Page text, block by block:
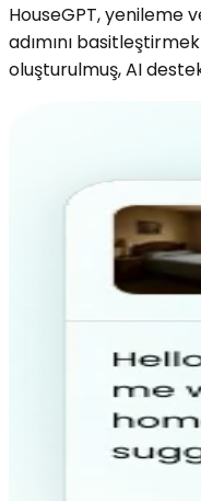
HouseGPT, yenileme
adımını
oluşturulmuş, AI